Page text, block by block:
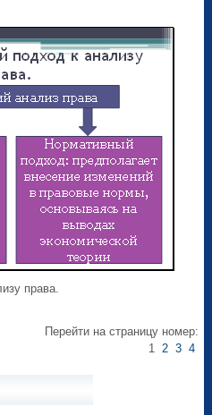
права.
Перейти на страницу номер:
1 2 3 4